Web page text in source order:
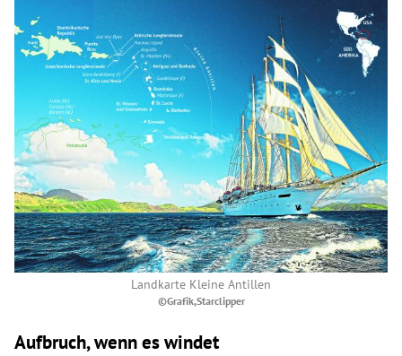
Landkarte Kleine Antillen
©Grafik,Starclipper
Aufbruch, wenn es windet